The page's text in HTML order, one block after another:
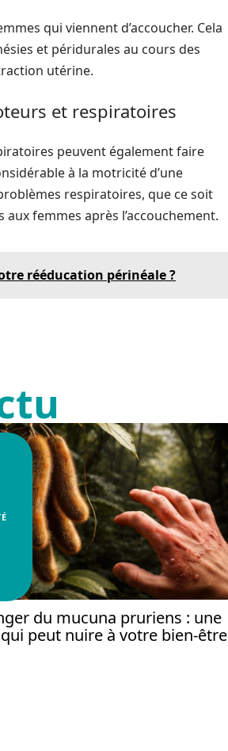
qui viennent d’accoucher. Cela
et péridurales au cours des
utérine.
et respiratoires
peuvent également faire
à la motricité d’une
respiratoires, que ce soit
femmes après l’accouchement.
rééducation périnéale ?
du mucuna pruriens : une
peut nuire à votre bien-être